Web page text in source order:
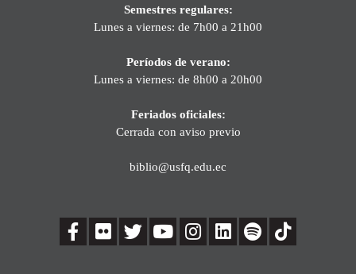
Semestres regulares:
Lunes a viernes: de 7h00 a 21h00
Períodos de verano:
Lunes a viernes: de 8h00 a 20h00
Feriados oficiales:
Cerrada con aviso previo
biblio@usfq.edu.ec